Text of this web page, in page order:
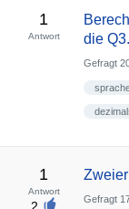
1
Antwort
die
Gefragt
1
Antwort
Gefragt